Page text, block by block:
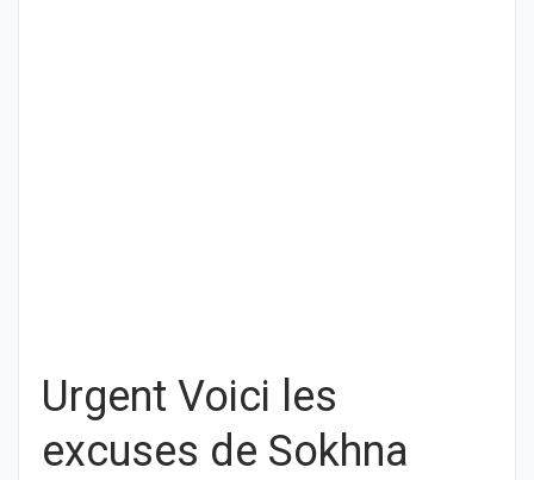
Urgent Voici les
excuses de Sokhna